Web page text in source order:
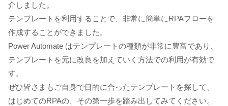
介しました。
テンプレートを利用することで、非常に簡単にRPAフローを
作成することができました。
Power Automate はテンプレートの種類が非常に豊富であり、
テンプレートを元に改良を加えていく方法での利用が有効で
す。
ぜひ皆さまもご自身で目的に合ったテンプレートを探して、
はじめてのRPAの、その第一歩を踏み出してみてください。